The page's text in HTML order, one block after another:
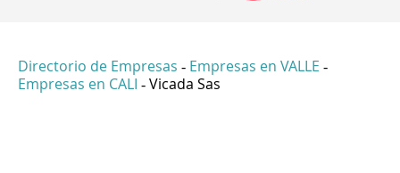
Directorio de Empresas - Empresas en VALLE -
Empresas en CALI - Vicada Sas